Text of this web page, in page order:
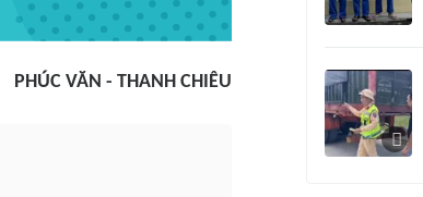
PHÚC VĂN - THANH CHIÊU